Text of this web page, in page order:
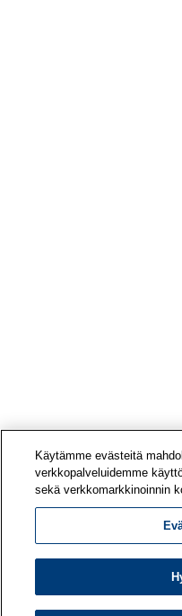
Käytämme evästeitä
verkkopalveluidemme
sekä verkkomarkkinoinnin